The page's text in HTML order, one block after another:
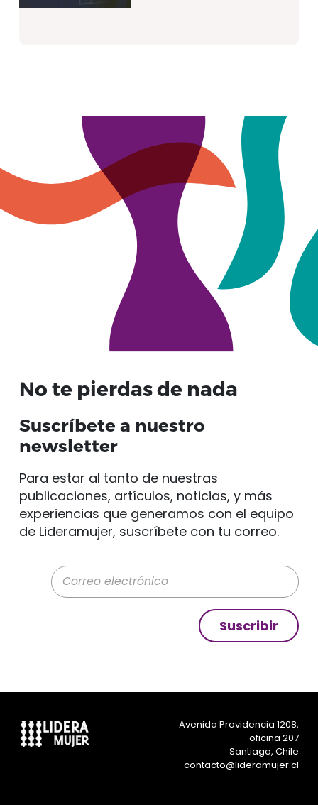
No te pierdas de nada
Suscríbete a nuestro
newsletter
Para estar al tanto de nuestras
publicaciones, artículos, noticias, y más
experiencias que generamos con el equipo
de Lideramujer, suscríbete con tu correo.
Correo electrónico
Suscribir
Avenida Providencia 1208,
oficina 207
Santiago, Chile
contacto@lideramujer.cl